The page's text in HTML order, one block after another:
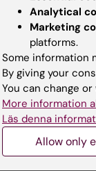
in
med
Davide
project
samspel
Analytical
Marketing
platforms.
Some information
By giving your
You can change
More information
Läs denna
Allow only